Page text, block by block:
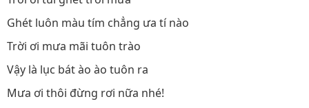
Ghét luôn màu tím chẳng ưa tí nào
Trời ơi mưa mãi tuôn trào
Vậy là lục bát ào ào tuôn ra
Mưa ơi thôi đừng rơi nữa nhé!